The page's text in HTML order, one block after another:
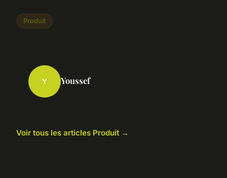
Produit
Y Youssef
Voir tous les articles Produit →